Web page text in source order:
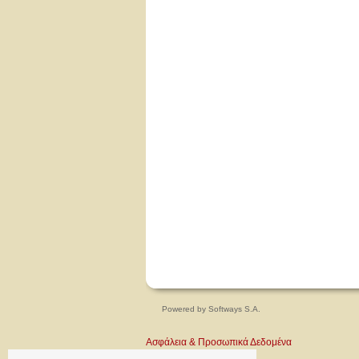
Powered by Softways S.A.
Ασφάλεια & Προσωπικά Δεδομένα